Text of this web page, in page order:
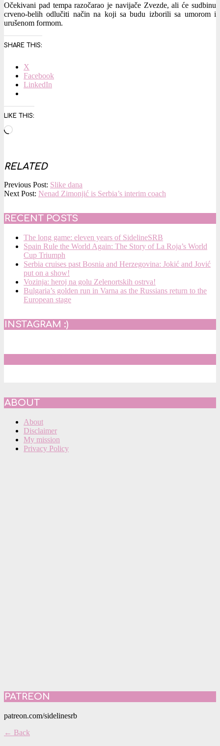
Očekivani pad tempa razočarao je navijače Zvezde, ali će sudbinu
crveno-belih odlučiti način na koji sa budu izborili sa umorom i
urušenom formom.
SHARE THIS:
X
Facebook
LinkedIn
LIKE THIS:
Loading…
RELATED
2017-
02-
Previous Post: Slike dana
Next Post: Nenad Zimonjić is Serbia’s interim coach
RECENT POSTS
The long game: eleven years of SidelineSRB
Spain Rule the World Again: The Story of La Roja’s World
Cup Triumph
Serbia cruises past Bosnia and Herzegovina: Jokić and Jović
put on a show!
Vozinja: heroj na golu Zelenortskih ostrva!
Bulgaria’s golden run in Varna as the Russians return to the
European stage
INSTAGRAM :)
ABOUT
About
Disclaimer
My mission
Privacy Policy
PATREON
patreon.com/sidelinesrb
← Back